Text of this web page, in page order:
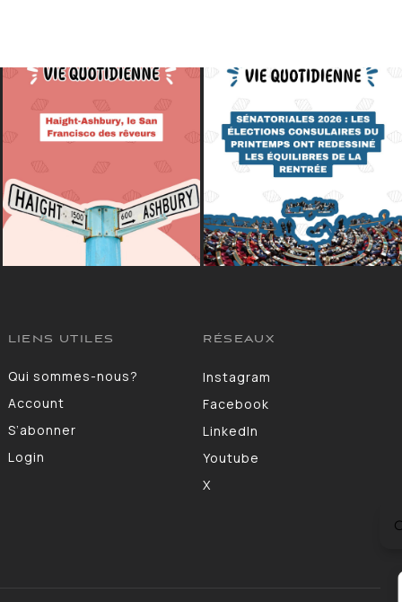
LIENS UTILES
Qui sommes-nous?
Account
S’abonner
Login
RÉSEAUX
Instagram
Facebook
LinkedIn
Youtube
X